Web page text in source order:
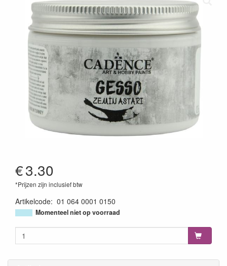
€3.30
*Prijzen zijn inclusief btw
Artikelcode: 01 064 0001 0150
8699036735189
Momenteel niet op voorraad